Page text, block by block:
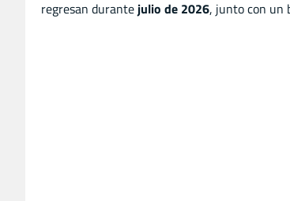
regresan durantejulio de 2026, junto con un